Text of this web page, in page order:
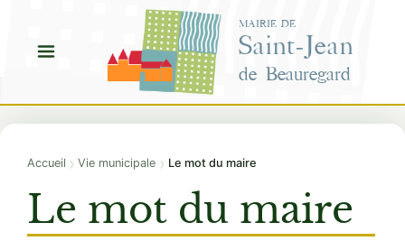
contenu
MAIRIE DE
Saint-Jean
de Beauregard
Accueil › Vie municipale › Le mot du maire
Le mot du maire